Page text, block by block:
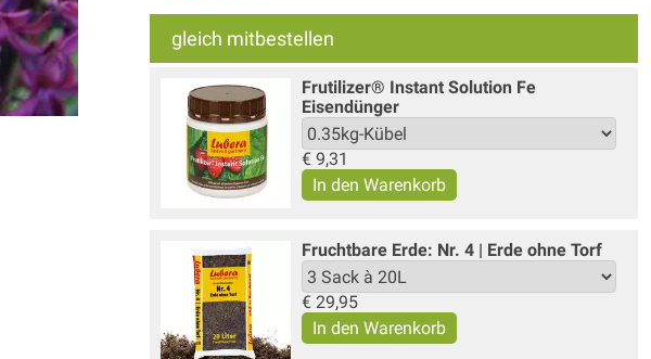
gleich mitbestellen
Frutilizer® Instant Solution Fe
Eisendünger
€ 9,31
Fruchtbare Erde: Nr. 4 | Erde ohne Torf
€ 29,95